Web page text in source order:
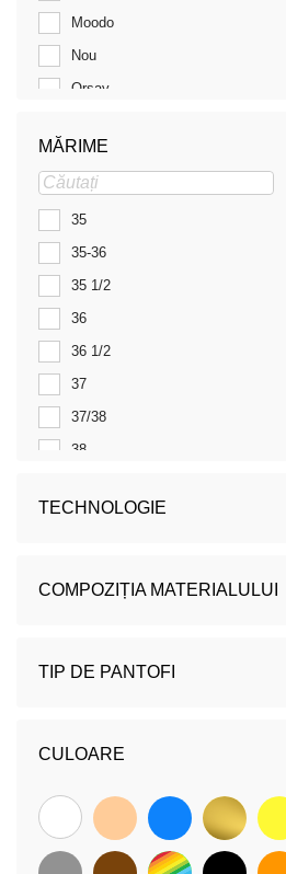
Moodo
Nou
Orsay
Under Armour
MĂRIME
35
35-36
35 1/2
36
36 1/2
37
37/38
38
39-40
40 1/2
42
TECHNOLOGIE
COMPOZIȚIA MATERIALULUI
TIP DE PANTOFI
CULOARE